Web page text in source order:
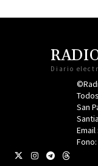
Diario
San